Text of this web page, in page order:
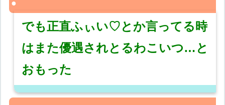
でも正直ふぃい♡とか言ってる時
はまた優遇されとるわこいつ…と
おもった